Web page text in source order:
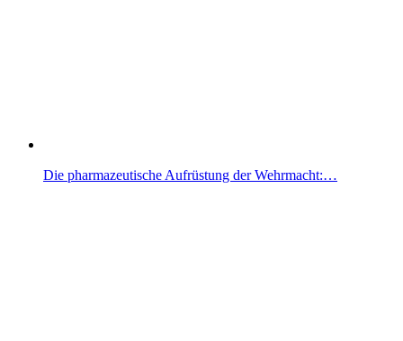
Die pharmazeutische Aufrüstung der Wehrmacht:…